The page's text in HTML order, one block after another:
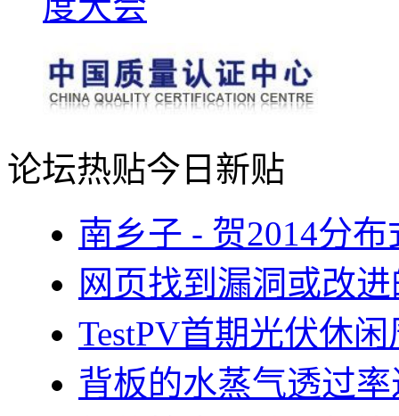
论坛热贴今日新贴
南乡子 - 贺2014分
网页找到漏洞或改
TestPV首期光伏休
背板的水蒸气透过